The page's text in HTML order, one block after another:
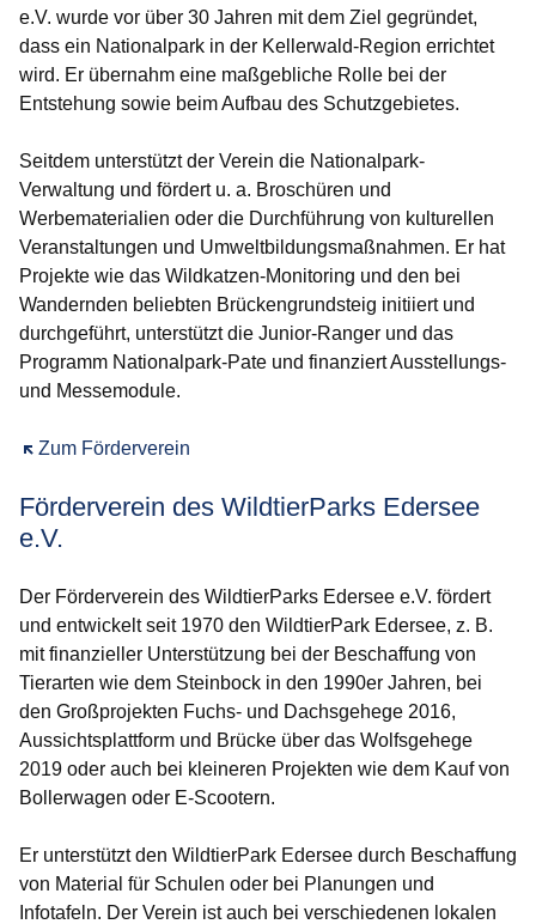
e.V. wurde vor über 30 Jahren mit dem Ziel gegründet,
dass ein Nationalpark in der Kellerwald-Region errichtet
wird. Er übernahm eine maßgebliche Rolle bei der
Entstehung sowie beim Aufbau des Schutzgebietes.
Seitdem unterstützt der Verein die Nationalpark-
Verwaltung und fördert u. a. Broschüren und
Werbematerialien oder die Durchführung von kulturellen
Veranstaltungen und Umweltbildungsmaßnahmen. Er hat
Projekte wie das Wildkatzen-Monitoring und den bei
Wandernden beliebten Brückengrundsteig initiiert und
durchgeführt, unterstützt die Junior-Ranger und das
Programm Nationalpark-Pate und finanziert Ausstellungs-
und Messemodule.
Zum Förderverein
Öffnet sich in einem neuen Fenster
Förderverein des WildtierParks Edersee
e.V.
Der Förderverein des WildtierParks Edersee e.V. fördert
und entwickelt seit 1970 den WildtierPark Edersee, z. B.
mit finanzieller Unterstützung bei der Beschaffung von
Tierarten wie dem Steinbock in den 1990er Jahren, bei
den Großprojekten Fuchs- und Dachsgehege 2016,
Aussichtsplattform und Brücke über das Wolfsgehege
2019 oder auch bei kleineren Projekten wie dem Kauf von
Bollerwagen oder E-Scootern.
Er unterstützt den WildtierPark Edersee durch Beschaffung
von Material für Schulen oder bei Planungen und
Infotafeln. Der Verein ist auch bei verschiedenen lokalen